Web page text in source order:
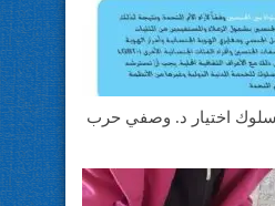
اختيار د. وصفي حرب